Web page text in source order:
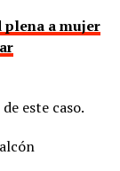
a mujer
este caso.